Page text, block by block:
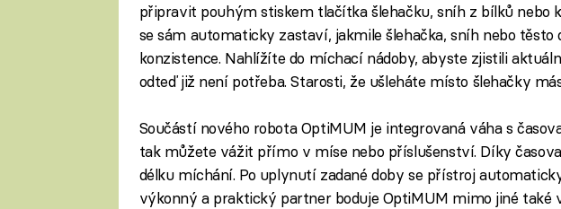
připravit pouhým stiskem tlačítka šlehačku, sníh z bílků nebo
se sám automaticky zastaví, jakmile šlehačka, sníh nebo těsto
konzistence. Nahlížíte do míchací nádoby, abyste zjistili
odteď již není potřeba. Starosti, že ušleháte místo šlehačky
Součástí nového robota OptiMUM je integrovaná váha s
tak můžete vážit přímo v míse nebo příslušenství. Díky
délku míchání. Po uplynutí zadané doby se přístroj
výkonný a praktický partner boduje OptiMUM mimo jiné také